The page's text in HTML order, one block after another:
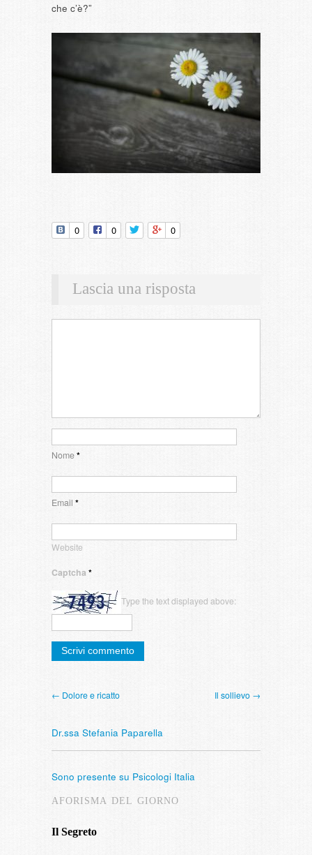
che c’è?”
0 0 0
Lascia una risposta
Nome*
Email *
Website
Captcha *
Type the text displayed above:
← Dolore e ricatto Il sollievo →
Dr.ssa Stefania Paparella
Sono presente su Psicologi Italia
AFORISMA DEL GIORNO
Il Segreto